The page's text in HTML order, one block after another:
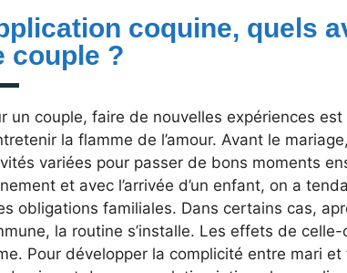
coquine, quels
couple ?
un couple, faire de nouvelles expériences
la flamme de l’amour. Avant le
variées pour passer de bons moments
et avec l’arrivée d’un enfant, on a
obligations familiales. Dans certains cas,
la routine s’installe. Les effets de
Pour développer la complicité entre mari